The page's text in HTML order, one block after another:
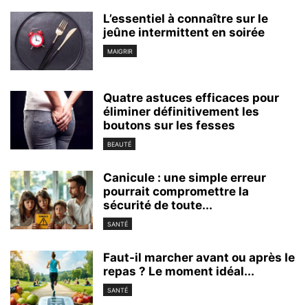
L’essentiel à connaître sur le
jeûne intermittent en soirée
MAIGRIR
Quatre astuces efficaces pour
éliminer définitivement les
boutons sur les fesses
BEAUTÉ
Canicule : une simple erreur
pourrait compromettre la
sécurité de toute...
SANTÉ
Faut-il marcher avant ou après le
repas ? Le moment idéal...
SANTÉ